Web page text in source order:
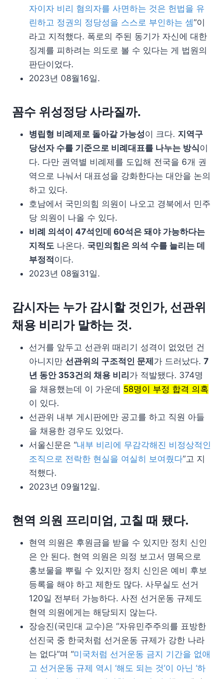
자이자 비리 혐의자를 사면하는 것은 헌법을 유
린하고 정권의 정당성을 스스로 부인하는 셈”이
라고 지적했다. 폭로의 주된 동기가 자신에 대한
징계를 피하려는 의도로 볼 수 있다는 게 법원의
판단이었다.
2023년 08월16일.
꼼수 위성정당 사라질까.
병립형 비례제로 돌아갈 가능성이 크다. 지역구
당선자 수를 기준으로 비례대표를 나누는 방식이
다. 다만 권역별 비례제를 도입해 전국을 6개 권
역으로 나눠서 대표성을 강화한다는 대안을 논의
하고 있다.
호남에서 국민의힘 의원이 나오고 경북에서 민주
당 의원이 나올 수 있다.
비례 의석이 47석인데 60석은 돼야 가능하다는
지적도 나온다. 국민의힘은 의석 수를 늘리는 데
부정적 이다.
2023년 08월31일.
감시자는 누가 감시할 것인가, 선관위
채용 비리가 말하는 것.
선거를 앞두고 선관위 때리기 성격이 없었던 건
아니지만 선관위의 구조적인 문제 가 드러났다. 7
년 동안 353건의 채용 비리 가 적발됐다. 374명
을 채용했는데 이 가운데 58명이 부정 합격 의혹
이 있다.
선관위 내부 게시판에만 공고를 하고 직원 아들
을 채용한 경우도 있었다.
서울신문은 “내부 비리에 무감각해진 비정상적인
조직으로 전락한 현실을 여실히 보여줬다”고 지
적했다.
2023년 09월12일.
현역 의원 프리미엄, 고칠 때 됐다.
현역 의원은 후원금을 받을 수 있지만 정치 신인
은 안 된다. 현역 의원은 의정 보고서 명목으로
홍보물을 뿌릴 수 있지만 정치 신인은 예비 후보
등록을 해야 하고 제한도 많다. 사무실도 선거
120일 전부터 가능하다. 사전 선거운동 규제도
현역 의원에게는 해당되지 않는다.
장승진(국민대 교수)은 “자유민주주의를 표방한
선진국 중 한국처럼 선거운동 규제가 강한 나라
는 없다”며 “미국처럼 선거운동 금지 기간을 없애
고 선거운동 규제 역시 ‘해도 되는 것’이 아닌 ‘하